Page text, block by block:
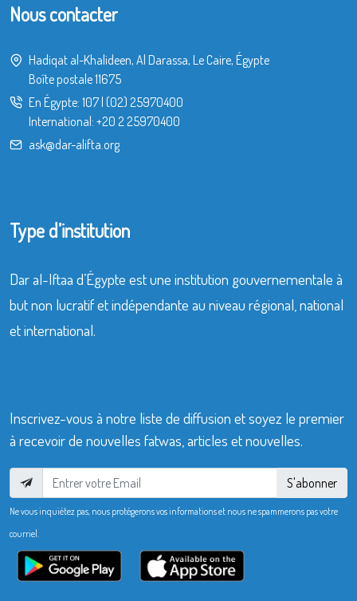
Nous contacter
Hadiqat al-Khalideen, Al Darassa, Le Caire, Égypte
Boîte postale 11675
En Égypte: 107| (02) 25970400
International: +20 2 25970400
ask@dar-alifta.org
Type d’institution
Dar al-Iftaa d’Égypte est une institution gouvernementale à
but non lucratif et indépendante au niveau régional, national
et international.
Inscrivez-vous à notre liste de diffusion et soyez le premier
à recevoir de nouvelles fatwas, articles et nouvelles.
S'abonner
Ne vous inquiétez pas, nous protégerons vos informations et nous ne spammerons pas votre
courriel.